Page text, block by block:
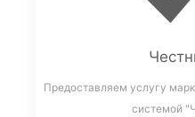
Предоставляем услугу
системой